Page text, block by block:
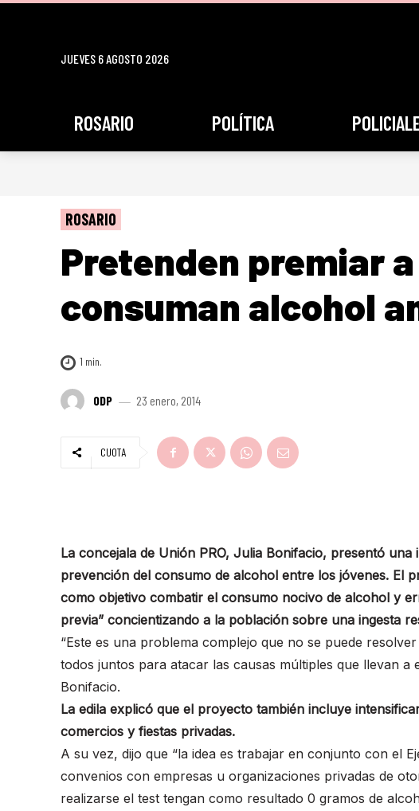
JUEVES 6 AGOSTO 2026
ROSARIO POLÍTICA
ROSARIO
Pretenden premiar
consuman alcohol
1 min.
ODP 23 enero, 2014
CUOTA
La concejala de Unión PRO, Julia Bonifacio, presentó
prevención del consumo de alcohol entre los jóvenes. El
como objetivo combatir el consumo nocivo de alcohol y
previa” concientizando a la población sobre una ingesta
“Este es una problema complejo que no se puede
todos juntos para atacar las causas múltiples que llevan a
Bonifacio.
La edila explicó que el proyecto también incluye
comercios y fiestas privadas.
A su vez, dijo que “la idea es trabajar en conjunto con el
convenios con empresas u organizaciones privadas de
realizarse el test tengan como resultado 0 gramos de